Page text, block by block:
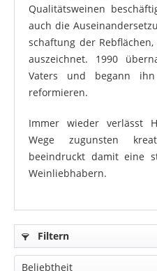
Qualitätsweinen
auch die
schaftung der
auszeichnet. 1990
Vaters und begann
reformieren.
Immer wieder verlässt
Wege zugunsten
beeindruckt damit eine
Weinliebhabern.
Filtern